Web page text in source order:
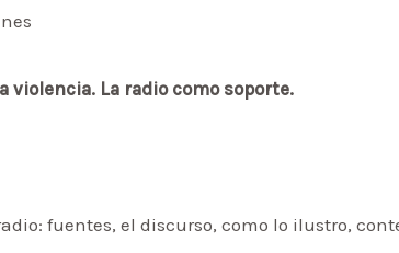
violencia. La radio como soporte.
fuentes, el discurso, como lo ilustro,